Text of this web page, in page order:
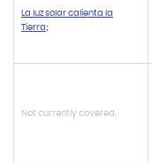
La luz solar calienta la
Tierra;
Not currently covered.